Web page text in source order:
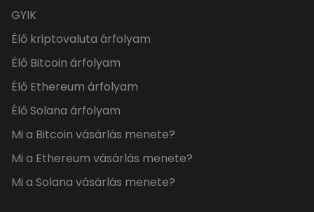
GYIK
Élő kriptovaluta árfolyam
Élő Bitcoin árfolyam
Élő Ethereum árfolyam
Élő Solana árfolyam
Mi a Bitcoin vásárlás menete?
Mi a Ethereum vásárlás menete?
Mi a Solana vásárlás menete?